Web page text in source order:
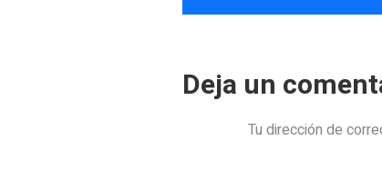
Deja un
Tu dirección de